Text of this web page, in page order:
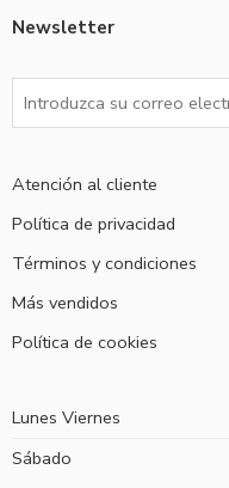
Newsletter
Atención al cliente
Política de privacidad
Términos y condiciones
Más vendidos
Política de cookies
Lunes Viernes
Sábado